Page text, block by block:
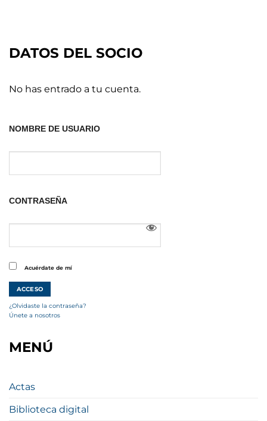
DATOS DEL SOCIO
No has entrado a tu cuenta.
NOMBRE DE USUARIO
CONTRASEÑA
Acuérdate de mí
¿Olvidaste la contraseña?
Únete a nosotros
MENÚ
Actas
Biblioteca digital